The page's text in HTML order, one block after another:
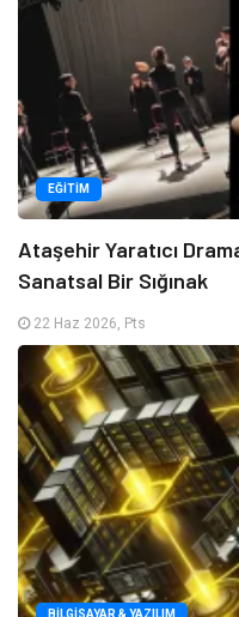
EĞITIM
Ataşehir Yaratıcı
Sanatsal Bir Sığınak
22 Haz 2026, Pts